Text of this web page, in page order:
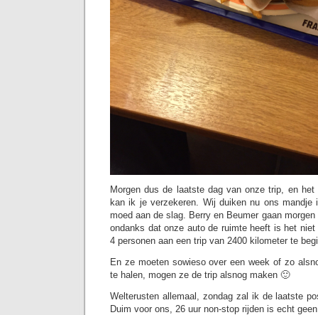
Morgen dus de laatste dag van onze trip, en het
kan ik je verzekeren. Wij duiken nu ons mandje
moed aan de slag. Berry en Beumer gaan
ondanks dat onze auto de ruimte heeft is het
4 personen aan een trip van 2400 kilometer te
En ze moeten sowieso over een week of zo
te halen, mogen ze de trip alsnog maken 🙂
Welterusten allemaal, zondag zal ik de laatste
Duim voor ons, 26 uur non-stop rijden is echt